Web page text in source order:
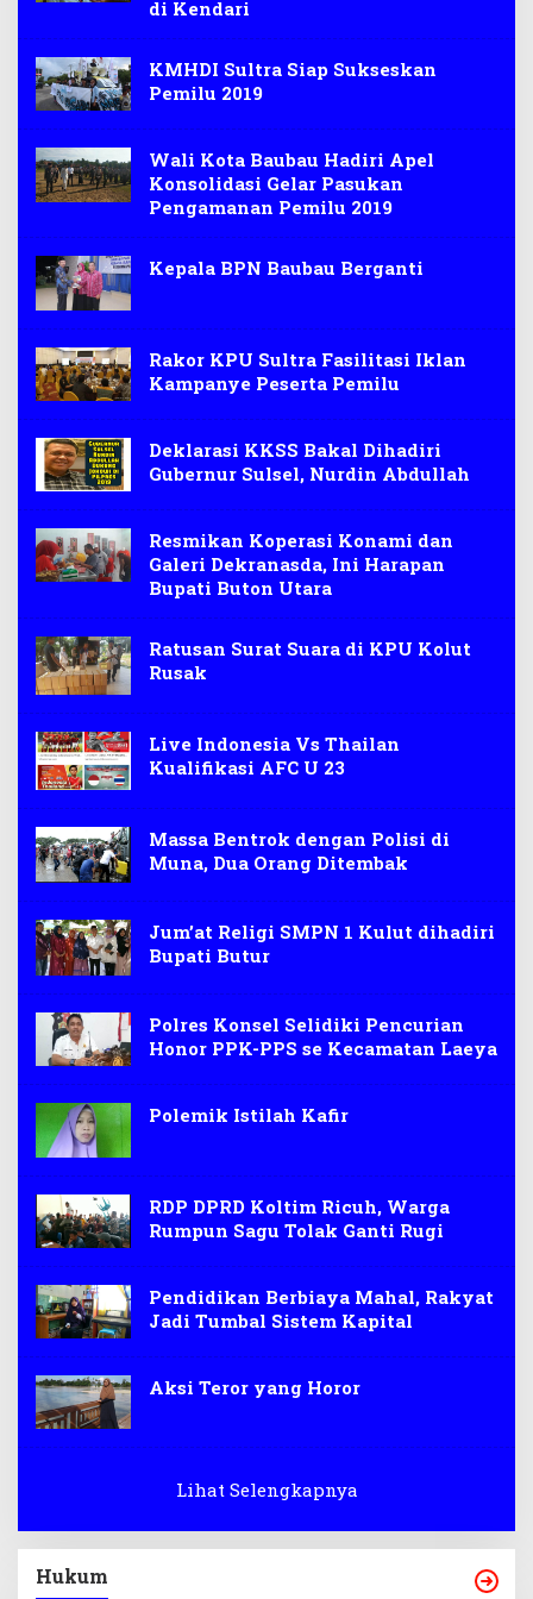
di Kendari
KMHDI Sultra Siap Sukseskan
Pemilu 2019
Wali Kota Baubau Hadiri Apel
Konsolidasi Gelar Pasukan
Pengamanan Pemilu 2019
Kepala BPN Baubau Berganti
Rakor KPU Sultra Fasilitasi Iklan
Kampanye Peserta Pemilu
Deklarasi KKSS Bakal Dihadiri
Gubernur Sulsel, Nurdin Abdullah
Resmikan Koperasi Konami dan
Galeri Dekranasda, Ini Harapan
Bupati Buton Utara
Ratusan Surat Suara di KPU Kolut
Rusak
Live Indonesia Vs Thailan
Kualifikasi AFC U 23
Massa Bentrok dengan Polisi di
Muna, Dua Orang Ditembak
Jum’at Religi SMPN 1 Kulut dihadiri
Bupati Butur
Polres Konsel Selidiki Pencurian
Honor PPK-PPS se Kecamatan Laeya
Polemik Istilah Kafir
RDP DPRD Koltim Ricuh, Warga
Rumpun Sagu Tolak Ganti Rugi
Pendidikan Berbiaya Mahal, Rakyat
Jadi Tumbal Sistem Kapital
Aksi Teror yang Horor
Lihat Selengkapnya
Hukum